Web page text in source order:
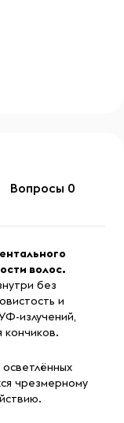
Вопросы 0
волос.
без
и
излучений,
чрезмерному